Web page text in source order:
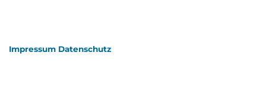
Impressum Datenschutz